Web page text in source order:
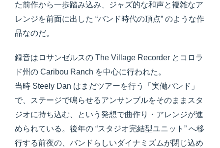
た前作から一歩踏み込み、ジャズ的な和声と複雑なア
レンジを前面に出した “バンド時代の頂点” のような作
品なのだ。
録音はロサンゼルスの The Village Recorder とコロラ
ド州の Caribou Ranch を中心に行われた。
当時 Steely Dan はまだツアーを行う「実働バンド」
で、ステージで鳴らせるアンサンブルをそのままスタ
ジオに持ち込む、という発想で曲作り・アレンジが進
められている。後年の “スタジオ完結型ユニット” へ移
行する前夜の、バンドらしいダイナミズムが閉じ込め